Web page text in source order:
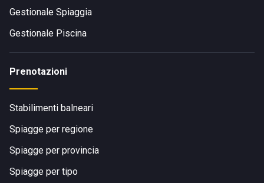
Gestionale Spiaggia
Gestionale Piscina
Prenotazioni
Stabilimenti balneari
Spiagge per regione
Spiagge per provincia
Spiagge per tipo